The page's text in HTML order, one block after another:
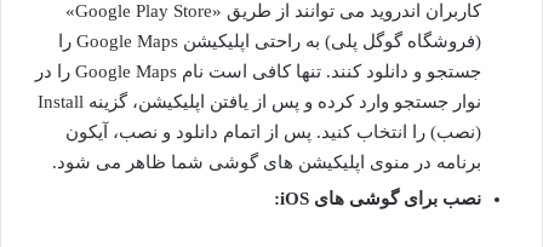
کاربران اندروید می توانند از طریق «Google Play Store»
(فروشگاه گوگل پلی) به راحتی اپلیکیشن Google Maps را
جستجو و دانلود کنند. تنها کافی است نام Google Maps را در
نوار جستجو وارد کرده و پس از یافتن اپلیکیشن، گزینه Install
(نصب) را انتخاب کنید. پس از اتمام دانلود و نصب، آیکون
برنامه در منوی اپلیکیشن های گوشی شما ظاهر می شود.
نصب برای گوشی های iOS: